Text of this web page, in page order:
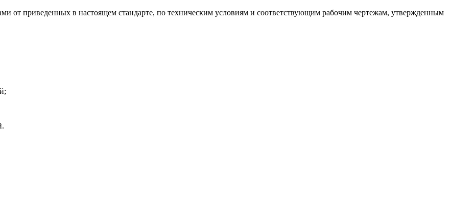
от приведенных в настоящем стандарте, по техническим условиям и соответствующим рабочим чертежам, утвержденным